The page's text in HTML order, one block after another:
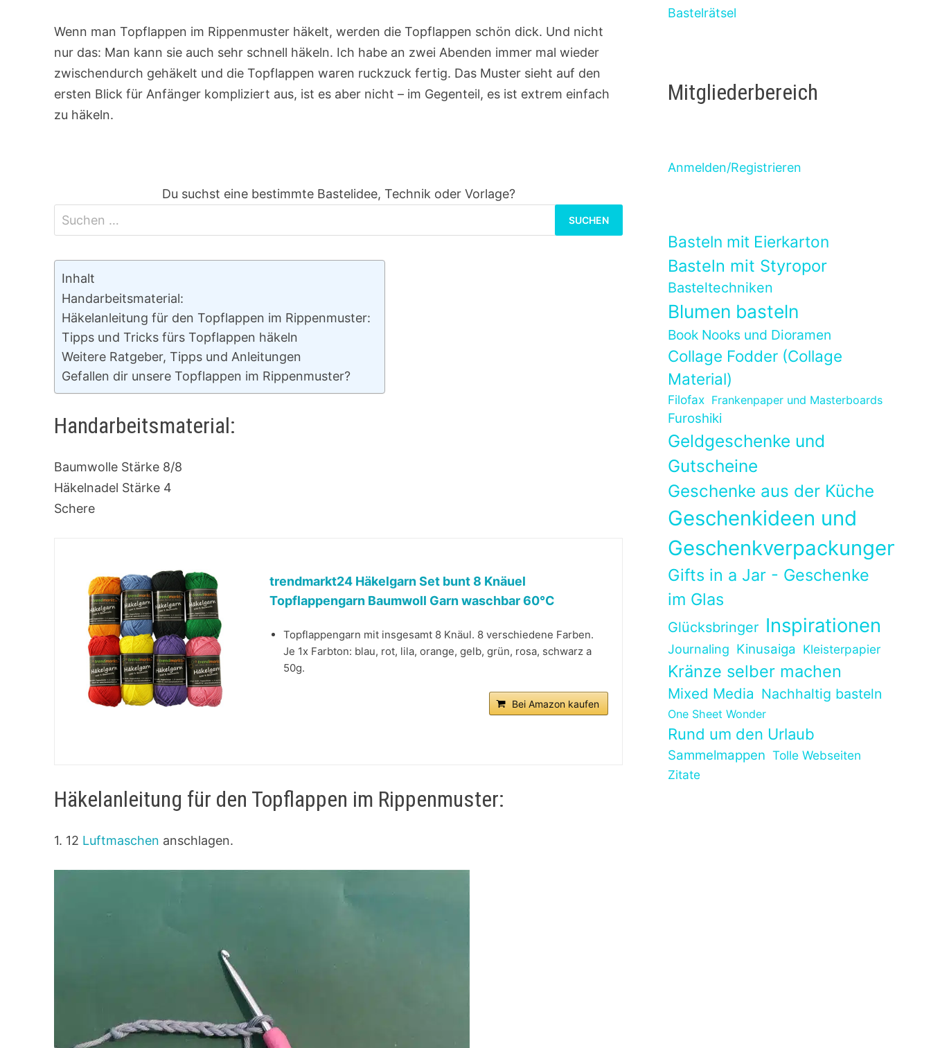
Wenn man Topflappen im Rippenmuster häkelt, werden die Topflappen schön dick. Und nicht
nur das: Man kann sie auch sehr schnell häkeln. Ich habe an zwei Abenden immer mal wieder
zwischendurch gehäkelt und die Topflappen waren ruckzuck fertig. Das Muster sieht auf den
ersten Blick für Anfänger kompliziert aus, ist es aber nicht – im Gegenteil, es ist extrem einfach
zu häkeln.
Du suchst eine bestimmte Bastelidee, Technik oder Vorlage?
nach:
Inhalt
Handarbeitsmaterial:
Häkelanleitung für den Topflappen im Rippenmuster:
Tipps und Tricks fürs Topflappen häkeln
Weitere Ratgeber, Tipps und Anleitungen
Gefallen dir unsere Topflappen im Rippenmuster?
Handarbeitsmaterial:
Baumwolle Stärke 8/8
Häkelnadel Stärke 4
Schere
trendmarkt24 Häkelgarn Set bunt 8 Knäuel
Topflappengarn Baumwoll Garn waschbar 60°C
Topflappengarn mit insgesamt 8 Knäul. 8 verschiedene Farben.
Je 1x Farbton: blau, rot, lila, orange, gelb, grün, rosa, schwarz a
50g.
Bei Amazon kaufen
Häkelanleitung für den Topflappen im Rippenmuster:
1. 12 Luftmaschen anschlagen.
Bastelrätsel
Mitgliederbereich
Anmelden/Registrieren
Basteln mit Eierkarton
Basteln mit Styropor
Basteltechniken
Blumen basteln
Book Nooks und Dioramen
Collage Fodder (Collage
Material)
Filofax Frankenpaper und Masterboards
Furoshiki
Geldgeschenke und
Gutscheine
Geschenke aus der Küche
Geschenkideen und
Geschenkverpackungen
Gifts in a Jar - Geschenke
im Glas
Glücksbringer Inspirationen
Journaling Kinusaiga Kleisterpapier
Kränze selber machen
Mixed Media Nachhaltig basteln
One Sheet Wonder
Rund um den Urlaub
Sammelmappen Tolle Webseiten
Zitate